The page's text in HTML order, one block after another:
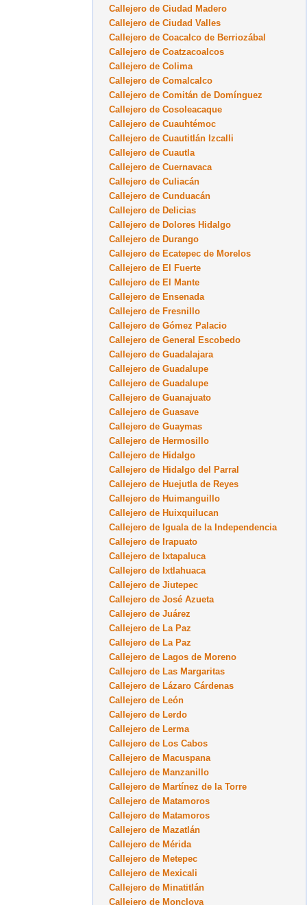
Callejero de Ciudad Madero
Callejero de Ciudad Valles
Callejero de Coacalco de Berriozábal
Callejero de Coatzacoalcos
Callejero de Colima
Callejero de Comalcalco
Callejero de Comitán de Domínguez
Callejero de Cosoleacaque
Callejero de Cuauhtémoc
Callejero de Cuautitlán Izcalli
Callejero de Cuautla
Callejero de Cuernavaca
Callejero de Culiacán
Callejero de Cunduacán
Callejero de Delicias
Callejero de Dolores Hidalgo
Callejero de Durango
Callejero de Ecatepec de Morelos
Callejero de El Fuerte
Callejero de El Mante
Callejero de Ensenada
Callejero de Fresnillo
Callejero de Gómez Palacio
Callejero de General Escobedo
Callejero de Guadalajara
Callejero de Guadalupe
Callejero de Guadalupe
Callejero de Guanajuato
Callejero de Guasave
Callejero de Guaymas
Callejero de Hermosillo
Callejero de Hidalgo
Callejero de Hidalgo del Parral
Callejero de Huejutla de Reyes
Callejero de Huimanguillo
Callejero de Huixquilucan
Callejero de Iguala de la Independencia
Callejero de Irapuato
Callejero de Ixtapaluca
Callejero de Ixtlahuaca
Callejero de Jiutepec
Callejero de José Azueta
Callejero de Juárez
Callejero de La Paz
Callejero de La Paz
Callejero de Lagos de Moreno
Callejero de Las Margaritas
Callejero de Lázaro Cárdenas
Callejero de León
Callejero de Lerdo
Callejero de Lerma
Callejero de Los Cabos
Callejero de Macuspana
Callejero de Manzanillo
Callejero de Martínez de la Torre
Callejero de Matamoros
Callejero de Matamoros
Callejero de Mazatlán
Callejero de Mérida
Callejero de Metepec
Callejero de Mexicali
Callejero de Minatitlán
Callejero de Monclova